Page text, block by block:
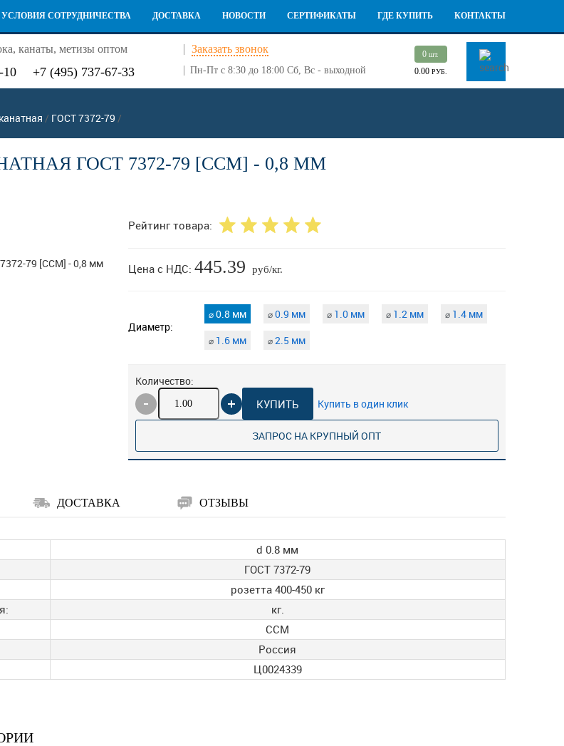
УСЛОВИЯ СОТРУДНИЧЕСТВА ДОСТАВКА НОВОСТИ СЕРТИФИКАТЫ ГДЕ КУПИТЬ КОНТАКТЫ
канаты, метизы оптом Заказать звонок
10 +7 (495) 737-67-33 Пн-Пт с 8:30 до 18:00 Сб, Вс - выходной
0шт.
0.00 РУБ.
/ ГОСТ 7372-79 /
ГОСТ 7372-79 [ССМ] - 0,8 ММ
Рейтинг товара:
Цена с НДС: 445.39 руб/кг.
Диаметр:
⌀0.8 мм ⌀0.9 мм ⌀1.0 мм ⌀1.2 мм ⌀1.4 мм
⌀1.6 мм ⌀2.5 мм
Количество:
КУПИТЬ Купить в один клик
ЗАПРОС НА КРУПНЫЙ ОПТ
ДОСТАВКА ОТЗЫВЫ
d 0.8 мм
ГОСТ 7372-79
розетта 400-450 кг
кг.
ССМ
Россия
Ц0024339